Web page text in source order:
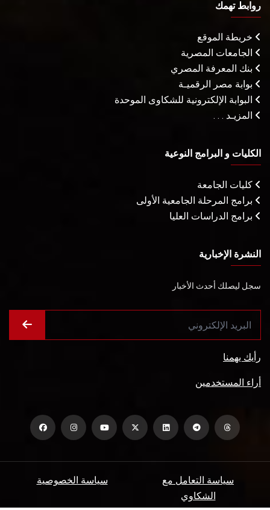
روابط تهمك
خريطة الموقع
الجامعات المصرية
بنك المعرفة المصري
بوابة مصر الرقميـة
البوابة الإلكترونية للشكاوى الموحدة
المزيـد . . .
الكليات و البرامج النوعية
كليات الجامعة
برامج المرحلة الجامعية الأولى
برامج الدراسات العليا
النشرة الإخبارية
سجل ليصلك أحدث الأخبار
رأيك يهمنا
أراء المستخدمين
سياسة الخصوصية
سياسة التعامل مع
الشكاوي